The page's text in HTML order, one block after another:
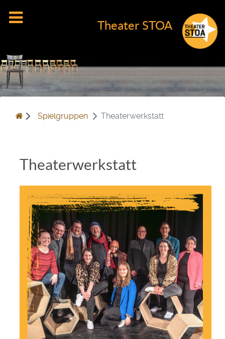
Theater STOA
Spielgruppen Theaterwerkstatt
Theater­werkstatt